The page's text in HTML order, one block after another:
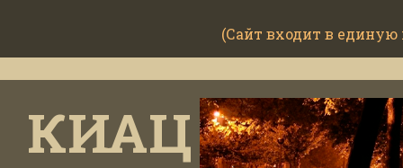
(Сайт входит в
КИАЦ